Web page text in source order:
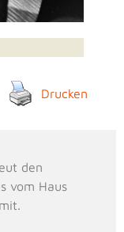
Drucken
den
vom Haus